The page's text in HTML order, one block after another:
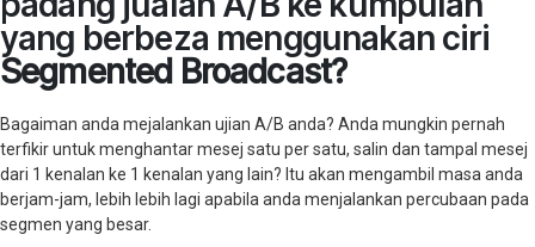
yang berbeza menggunakan ciri
Segmented Broadcast?
Bagaiman anda mejalankan ujian A/B anda? Anda mungkin pernah
terfikir untuk menghantar mesej satu per satu, salin dan tampal mesej
dari 1 kenalan ke 1 kenalan yang lain? Itu akan mengambil masa anda
berjam-jam, lebih lebih lagi apabila anda menjalankan percubaan pada
segmen yang besar.